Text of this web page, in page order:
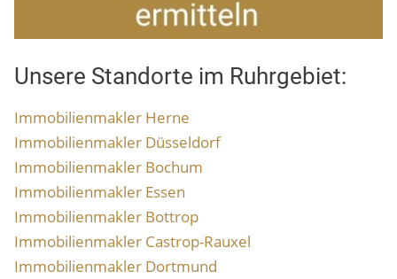
Unsere Standorte im Ruhrgebiet:
Immobilienmakler Herne
Immobilienmakler Düsseldorf
Immobilienmakler Bochum
Immobilienmakler Essen
Immobilienmakler Bottrop
Immobilienmakler Castrop-Rauxel
Immobilienmakler Dortmund